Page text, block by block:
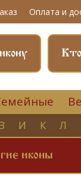
Оплата и
З И К Л
иконы